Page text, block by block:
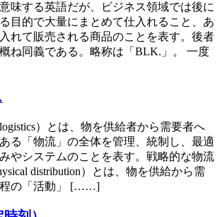
味する英語だが、ビジネス領域では後に
目的で大量にまとめて仕入れること、あ
れて販売される商品のことを表す。後者
ね同義である。略称は「BLK.」。 一度
）とは、物を供給者から需要者へ
る「物流」の全体を管理、統制し、最適
やシステムのことを表す。戦略的な物流
distribution）とは、物を供給から需
程の「活動」 [……]